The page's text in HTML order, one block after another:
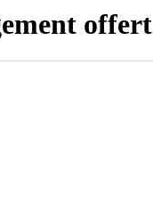
offert